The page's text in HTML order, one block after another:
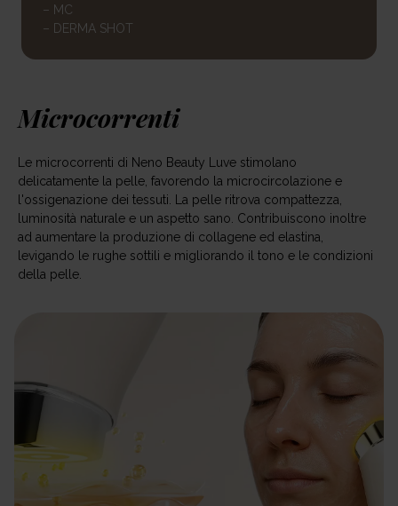
– MC
– DERMA SHOT
Microcorrenti
Le microcorrenti di Neno Beauty Luve stimolano
delicatamente la pelle, favorendo la microcircolazione e
l'ossigenazione dei tessuti. La pelle ritrova compattezza,
luminosità naturale e un aspetto sano. Contribuiscono inoltre
ad aumentare la produzione di collagene ed elastina,
levigando le rughe sottili e migliorando il tono e le condizioni
della pelle.